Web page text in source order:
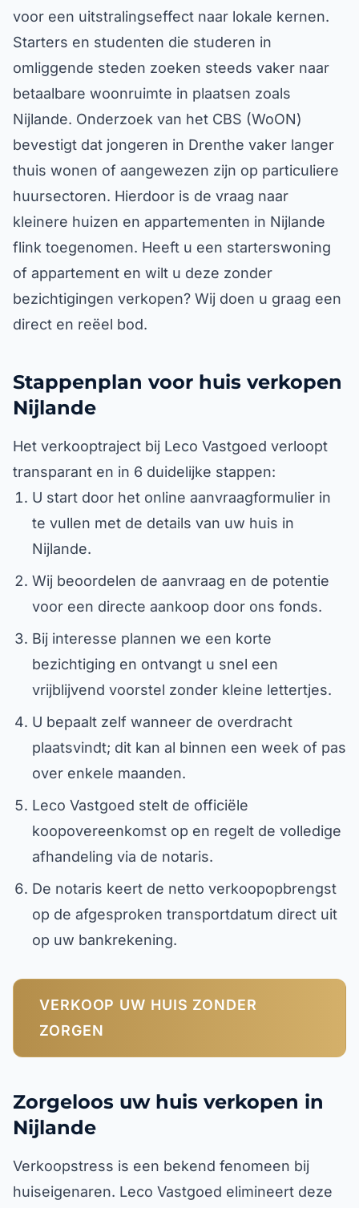
voor een uitstralingseffect naar lokale kernen.
Starters en studenten die studeren in
omliggende steden zoeken steeds vaker naar
betaalbare woonruimte in plaatsen zoals
Nijlande. Onderzoek van het CBS (WoON)
bevestigt dat jongeren in Drenthe vaker langer
thuis wonen of aangewezen zijn op particuliere
huursectoren. Hierdoor is de vraag naar
kleinere huizen en appartementen in Nijlande
flink toegenomen. Heeft u een starterswoning
of appartement en wilt u deze zonder
bezichtigingen verkopen? Wij doen u graag een
direct en reëel bod.
Stappenplan voor huis verkopen
Nijlande
Het verkooptraject bij Leco Vastgoed verloopt
transparant en in 6 duidelijke stappen:
U start door het online aanvraagformulier in
te vullen met de details van uw huis in
Nijlande.
Wij beoordelen de aanvraag en de potentie
voor een directe aankoop door ons fonds.
Bij interesse plannen we een korte
bezichtiging en ontvangt u snel een
vrijblijvend voorstel zonder kleine lettertjes.
U bepaalt zelf wanneer de overdracht
plaatsvindt; dit kan al binnen een week of pas
over enkele maanden.
Leco Vastgoed stelt de officiële
koopovereenkomst op en regelt de volledige
afhandeling via de notaris.
De notaris keert de netto verkoopopbrengst
op de afgesproken transportdatum direct uit
op uw bankrekening.
VERKOOP UW HUIS ZONDER
ZORGEN
Zorgeloos uw huis verkopen in
Nijlande
Verkoopstress is een bekend fenomeen bij
huiseigenaren. Leco Vastgoed elimineert deze